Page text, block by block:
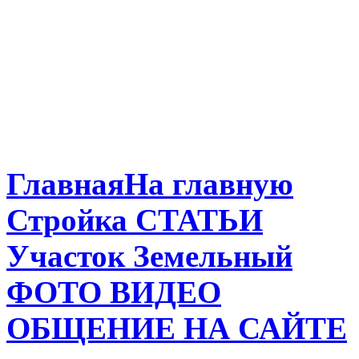
ГлавнаяНа главную
Стройка СТАТЬИ
Участок Земельный
ФОТО ВИДЕО
ОБЩЕНИЕ НА САЙТЕ